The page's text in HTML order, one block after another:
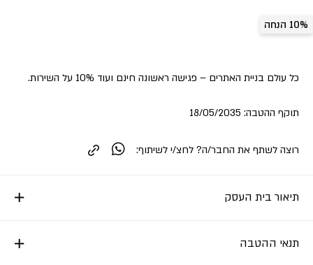
10% הנחה
כל עולם בניית האתרים – פגישה ראשונה חינם ועוד 10% על השירות.
תוקף ההטבה: 18/05/2035
תיאור בית העסק
תנאי ההטבה
רוצה לשתף את החבר/ה? לחצ/י לשיתוף: